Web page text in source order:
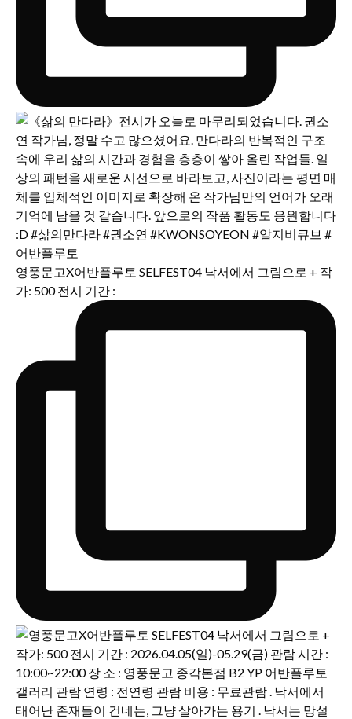
영풍문고X어반플루토 SELFEST04 낙서에서 그림으로 + 작
가: 500 전시 기간 :